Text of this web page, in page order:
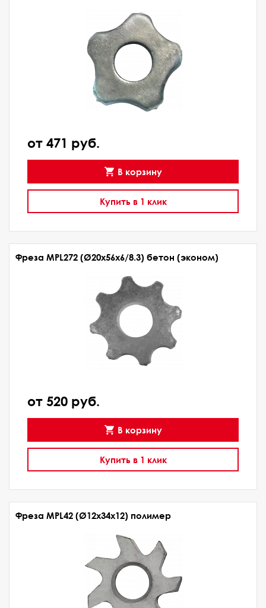
от 471 руб.
В корзину
Купить в 1 клик
Фреза MPL272 (Ø20x56x6/8.3) бетон (эконом)
от 520 руб.
В корзину
Купить в 1 клик
Фреза MPL42 (Ø12x34x12) полимер